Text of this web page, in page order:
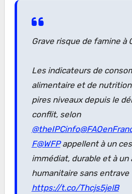
Grave risque de famine à
Les indicateurs de
alimentaire et de
pires niveaux depuis le
conflit, selon
@theIPCinfo
F@WFPappellent à un
immédiat, durable et à un
humanitaire sans entrave
https://t.co/Thcjs5jelB